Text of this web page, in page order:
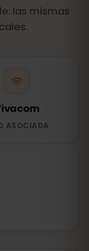
las mismas
ASOCIADA